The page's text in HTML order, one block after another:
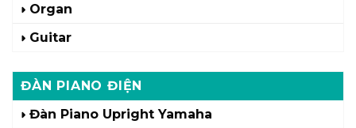
Organ
Guitar
ĐÀN PIANO ĐIỆN
Đàn Piano Upright Yamaha